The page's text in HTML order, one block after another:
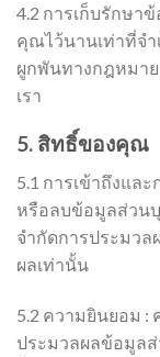
4.2 การเก็บรักษา
คุณไว้นานเท่าที่จ
ผูกพันทางกฎหมา
เรา
5. สิทธิ์ของคุณ
5.1 การเข้าถึงแล
หรือลบข้อมูลส่วน
จำกัดการประมว
ผลเท่านั้น
5.2 ความยินยอม
ประมวลผลข้อมูล